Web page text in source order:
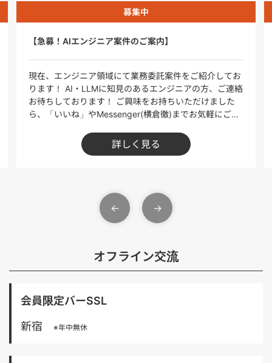
募集中
【急募！AIエンジニア案件のご案内】
現在、エンジニア領域にて業務委託案件をご紹介してお
ります！ AI・LLMに知見のあるエンジニアの方、ご連絡
お待ちしております！ ご興味をお持ちいただけました
ら、「いいね」やMessenger(横倉徹)までお気軽にご連
提案可能です。ぜひご相談ください！ ＝＝＝＝＝＝＝＝
＝＝＝＝＝＝＝＝ 【生成AIエンジニア募集！（LLM・AI
■【勤務地】フルリモート可 ■具体業務 ・生成AIを活
用した不動産DXプロジェクトの企画・実装 ・複数モデ
ル（LLM等）の検証・精度比較 ・Webアプリケーショ
技術スタック ・フロントエンド：TypeScript / React.js
CDKTF ・AI関連：AI SDK / LangChain / LangGraph ほ
か ・ツール：Slack / Notion / GitHub / Google
Webサービス構築経験 ・LLMを用いたチャットボット
詳しく見る
オフライン交流
会員限定バーSSL
新宿
※年中無休